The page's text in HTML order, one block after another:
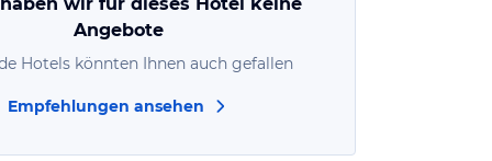
Angebote
Hotels könnten Ihnen auch gefallen
Empfehlungen ansehen